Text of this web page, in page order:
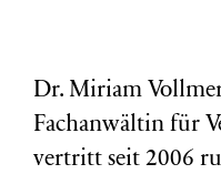
Dr. Miriam
Fachanwältin für
vertritt seit 2006